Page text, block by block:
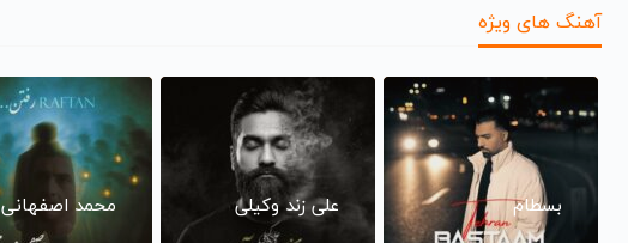
آهنگ های ویژه
بسطام علی زند وکیلی محمد اصفهانی